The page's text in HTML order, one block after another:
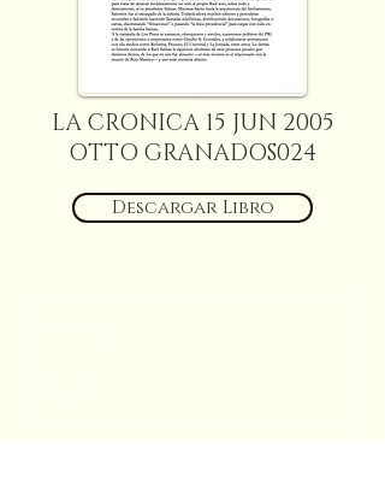
LA CRONICA 15 JUN 2005
OTTO GRANADOS024
Descargar Libro